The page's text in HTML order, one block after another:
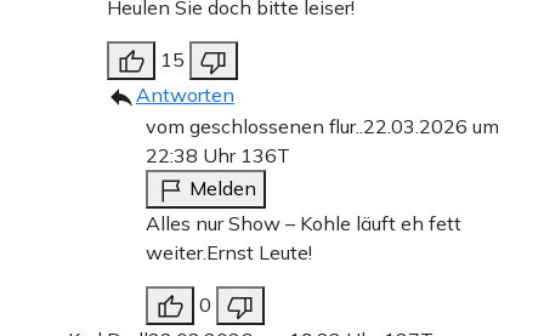
Heulen Sie doch bitte leiser!
15
Antworten
vom geschlossenen flur..22.03.2026 um
22:38 Uhr 136T
Melden
Alles nur Show – Kohle läuft eh fett
weiter.Ernst Leute!
0